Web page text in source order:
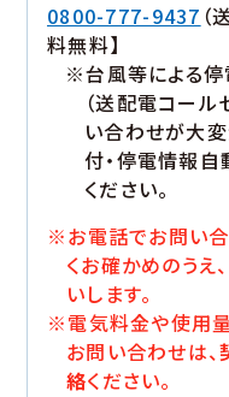
0800-777-9437
料無料】
※台風等による
（送配電コー
い合わせが大変
付・停電情報
ください。
※お電話でお問い
くお確かめのうえ
いします。
※電気料金や使用
お問い合わせは、
絡ください。